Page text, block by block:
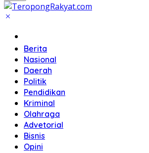
Berita
Nasional
Daerah
Politik
Pendidikan
Kriminal
Olahraga
Advetorial
Bisnis
Opini